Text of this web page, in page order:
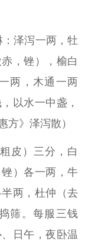
泽泻一两，牡
，锉），榆白
两，木通一两
以水一中盏，
方》泽泻散）
皮）三分，白
）各一两，牛
两，杜仲（去
筛。每服三钱
日午，夜卧温